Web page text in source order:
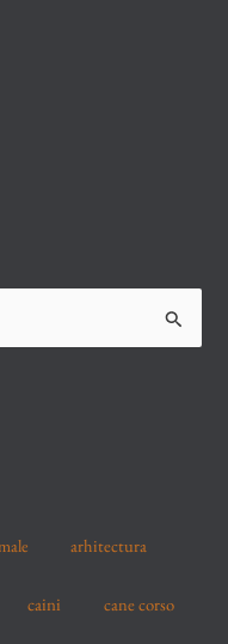
arhitectura
caini cane corso